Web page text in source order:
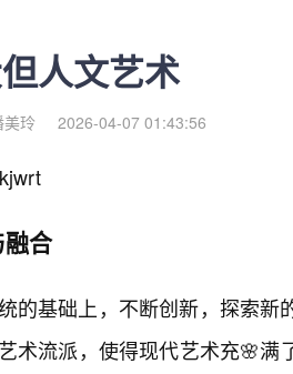
人文艺术
玲 2026-04-07 01:43:56
合
的基础上，不断创新，探索新
术流派，使得现代艺术充🌸满